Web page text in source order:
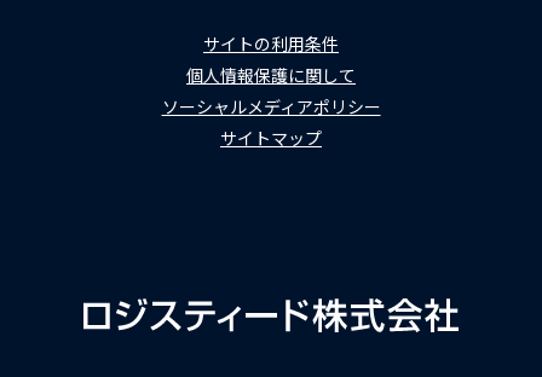
サイトの利用条件
個人情報保護に関して
ソーシャルメディアポリシー
サイトマップ